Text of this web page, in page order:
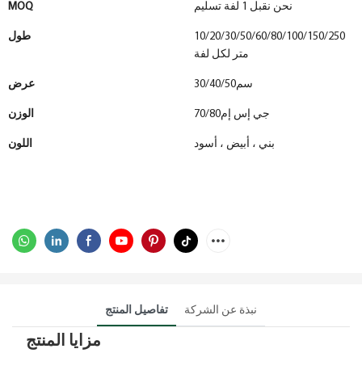
MOQ نحن نقبل 1 لفة تسليم
طول
10/20/30/50/60/80/100/150/250
متر لكل لفة
عرض سم30/40/50
الوزن جي إس إم70/80
اللون بني ، أبيض ، أسود
تفاصيل المنتج نبذة عن الشركة
مزايا المنتج